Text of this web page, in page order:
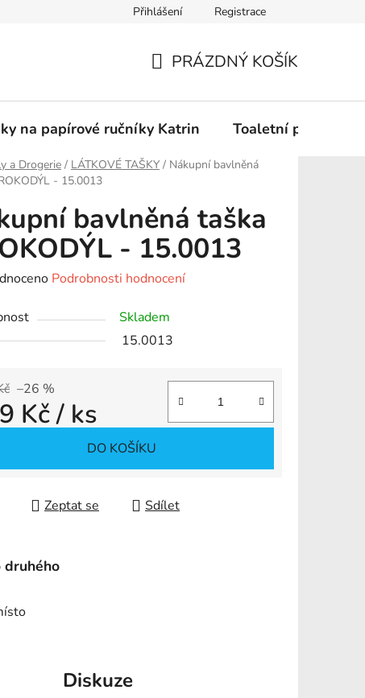
Podmínky ochrany osobních údajů
Přihlášení Registrace
KOŠÍK
PRÁZDNÝ KOŠÍK
na papírové ručníky Katrin Toaletní papír
a Drogerie / LÁTKOVÉ TAŠKY / Nákupní bavlněná
- 15.0013
bavlněná taška
- 15.0013
Podrobnosti hodnocení
Skladem
15.0013
–26 %
Kč/ ks
DO KOŠÍKU
Zeptat se Sdílet
druhého
Diskuze